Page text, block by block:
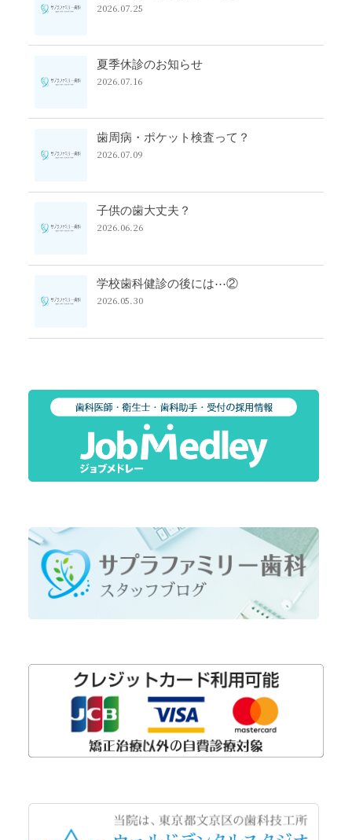
2026.07.25
夏季休診のお知らせ
2026.07.16
歯周病・ポケット検査って？
2026.07.09
子供の歯大丈夫？
2026.06.26
学校歯科健診の後には⋯②
2026.05.30